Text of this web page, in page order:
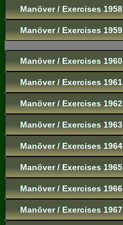
Manöver / Exercises 1958
Manöver / Exercises 1959
Manöver / Exercises 1960
Manöver / Exercises 1961
Manöver / Exercises 1962
Manöver / Exercises 1963
Manöver / Exercises 1964
Manöver / Exercises 1965
Manöver / Exercises 1966
Manöver / Exercises 1967